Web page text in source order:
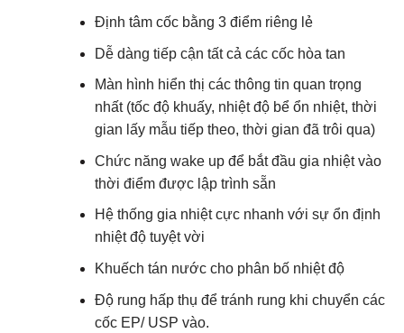
Định tâm cốc bằng 3 điểm riêng lẻ
Dễ dàng tiếp cận tất cả các cốc hòa tan
Màn hình hiển thị các thông tin quan trọng
nhất (tốc độ khuấy, nhiệt độ bể ổn nhiệt, thời
gian lấy mẫu tiếp theo, thời gian đã trôi qua)
Chức năng wake up để bắt đầu gia nhiệt vào
thời điểm được lập trình sẵn
Hệ thống gia nhiệt cực nhanh với sự ổn định
nhiệt độ tuyệt vời
Khuếch tán nước cho phân bố nhiệt độ
Độ rung hấp thụ để tránh rung khi chuyển các
cốc EP/ USP vào.